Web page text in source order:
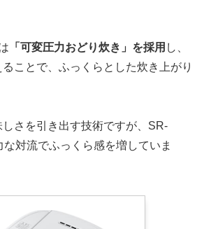
「可変圧力おどり炊き」を採用 し、
ことで、ふっくらとした炊き上がり
さを引き出す技術ですが、SR-
対流でふっくら感を増していま